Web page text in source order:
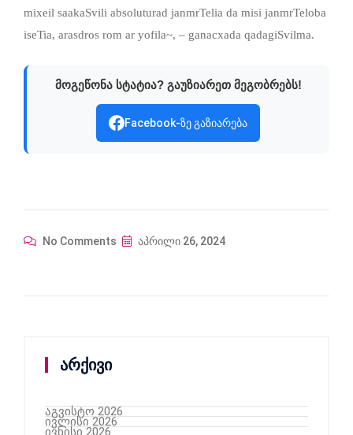
mixeil saakaSvili absoluturad janmrTelia da misi janmrTeloba
iseTia, arasdros rom ar yofila~, – ganacxada qadagiSvilma.
მოგეწონა სტატია? გაუზიარეთ მეგობრებს!
Facebook-ზე გაზიარება
No Comments აპრილი 26, 2024
არქივი
აგვისტო 2026
ივლისი 2026